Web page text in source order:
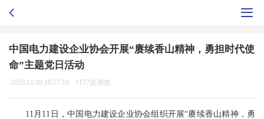
中国电力建设企业协会开展“赓续香山精神，勇担时代使
命”主题党日活动
2025/11/18 10:57:10 1177次浏览
11月11日，中国电力建设企业协会组织开展“赓续香山精神，勇